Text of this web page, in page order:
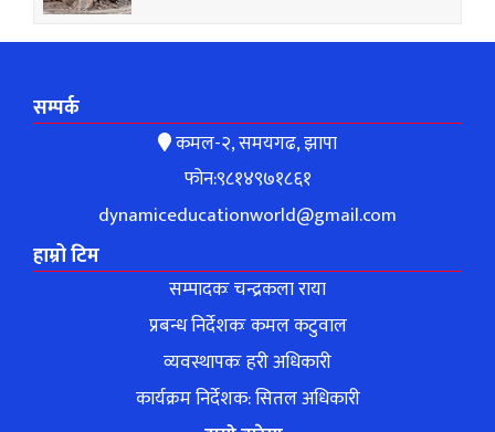
सम्पर्क
कमल-२, समयगढ, झापा
फोन:९८१४९७१८६१
dynamiceducationworld@gmail.com
हाम्रो टिम
सम्पादकः चन्द्रकला राया
प्रबन्ध निर्देशकः कमल कटुवाल
व्यवस्थापकः हरी अधिकारी
कार्यक्रम निर्देशक: सितल अधिकारी